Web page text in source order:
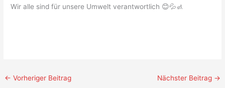
Wir alle sind für unsere Umwelt verantwortlich 😊💦🚮
← Vorheriger Beitrag Nächster Beitrag →